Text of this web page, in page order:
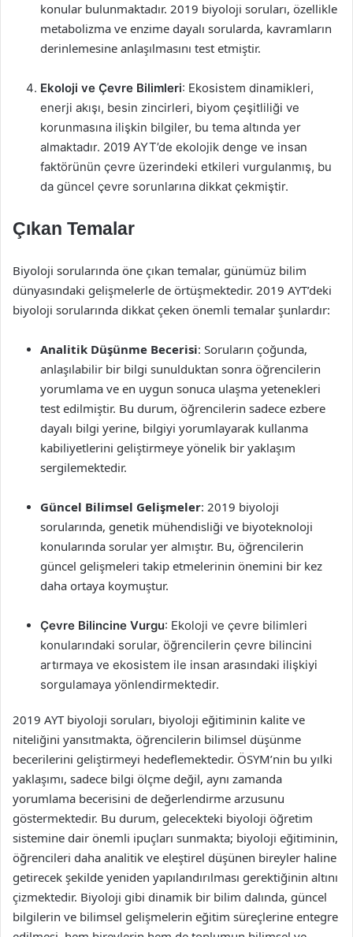
konular bulunmaktadır. 2019 biyoloji soruları, özellikle
metabolizma ve enzime dayalı sorularda, kavramların
derinlemesine anlaşılmasını test etmiştir.
Ekoloji ve Çevre Bilimleri: Ekosistem dinamikleri,
enerji akışı, besin zincirleri, biyom çeşitliliği ve
korunmasına ilişkin bilgiler, bu tema altında yer
almaktadır. 2019 AYT’de ekolojik denge ve insan
faktörünün çevre üzerindeki etkileri vurgulanmış, bu
da güncel çevre sorunlarına dikkat çekmiştir.
Çıkan Temalar
Biyoloji sorularında öne çıkan temalar, günümüz bilim
dünyasındaki gelişmelerle de örtüşmektedir. 2019 AYT’deki
biyoloji sorularında dikkat çeken önemli temalar şunlardır:
Analitik Düşünme Becerisi: Soruların çoğunda,
anlaşılabilir bir bilgi sunulduktan sonra öğrencilerin
yorumlama ve en uygun sonuca ulaşma yetenekleri
test edilmiştir. Bu durum, öğrencilerin sadece ezbere
dayalı bilgi yerine, bilgiyi yorumlayarak kullanma
kabiliyetlerini geliştirmeye yönelik bir yaklaşım
sergilemektedir.
Güncel Bilimsel Gelişmeler: 2019 biyoloji
sorularında, genetik mühendisliği ve biyoteknoloji
konularında sorular yer almıştır. Bu, öğrencilerin
güncel gelişmeleri takip etmelerinin önemini bir kez
daha ortaya koymuştur.
Çevre Bilincine Vurgu: Ekoloji ve çevre bilimleri
konularındaki sorular, öğrencilerin çevre bilincini
artırmaya ve ekosistem ile insan arasındaki ilişkiyi
sorgulamaya yönlendirmektedir.
2019 AYT biyoloji soruları, biyoloji eğitiminin kalite ve
niteliğini yansıtmakta, öğrencilerin bilimsel düşünme
becerilerini geliştirmeyi hedeflemektedir. ÖSYM’nin bu yılki
yaklaşımı, sadece bilgi ölçme değil, aynı zamanda
yorumlama becerisini de değerlendirme arzusunu
göstermektedir. Bu durum, gelecekteki biyoloji öğretim
sistemine dair önemli ipuçları sunmakta; biyoloji eğitiminin,
öğrencileri daha analitik ve eleştirel düşünen bireyler haline
getirecek şekilde yeniden yapılandırılması gerektiğinin altını
çizmektedir. Biyoloji gibi dinamik bir bilim dalında, güncel
bilgilerin ve bilimsel gelişmelerin eğitim süreçlerine entegre